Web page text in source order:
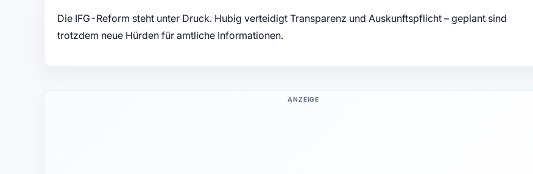
Die IFG-Reform steht unter Druck. Hubig verteidigt Transparenz und Auskunftspflicht – geplant sind
trotzdem neue Hürden für amtliche Informationen.
ANZEIGE